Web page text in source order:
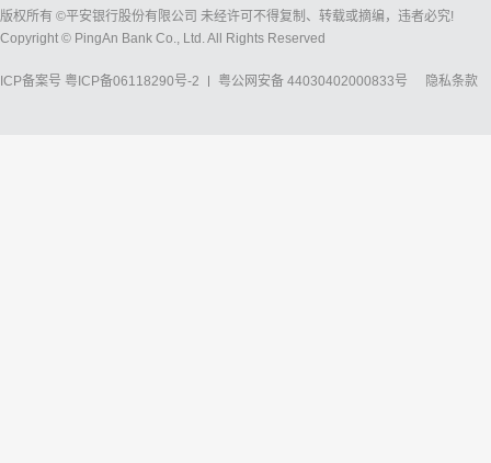
版权所有 ©平安银行股份有限公司 未经许可不得复制、转载或摘编，违者必究!
Copyright © PingAn Bank Co., Ltd. All Rights Reserved
ICP备案号 粤ICP备06118290号-2 粤公网安备 44030402000833号 隐私条款